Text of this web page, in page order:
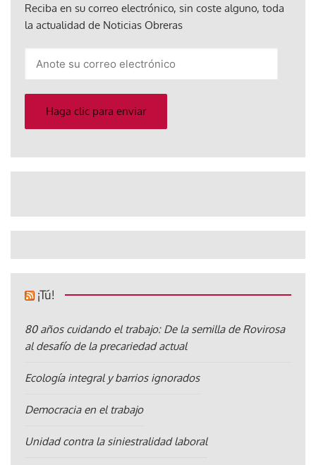
Reciba en su correo electrónico, sin coste alguno, toda
la actualidad de Noticias Obreras
electrónico
Haga clic para enviar
¡Tú!
80 años cuidando el trabajo: De la semilla de Rovirosa
al desafío de la precariedad actual
Ecología integral y barrios ignorados
Democracia en el trabajo
Unidad contra la siniestralidad laboral